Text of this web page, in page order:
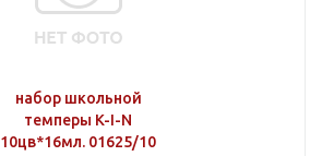
набор школьной
темперы K-I-N
10цв*16мл. 01625/10